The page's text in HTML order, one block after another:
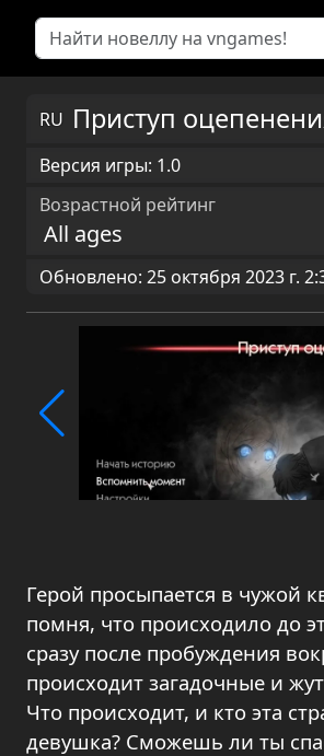
RU Приступ
Версия игры: 1.0
Возрастной рейтинг
All ages
Обновлено: 25 октября 2023 г.
Герой просыпается в чужой
помня, что происходило до
сразу после пробуждения
происходит загадочные и
Что происходит, и кто эта
девушка? Сможешь ли ты